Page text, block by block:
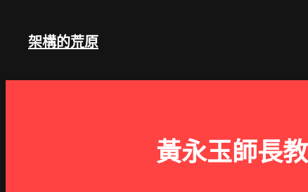
架構的荒原
黃永玉師長